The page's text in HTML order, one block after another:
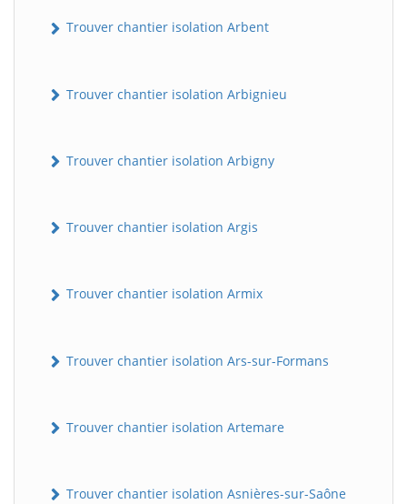
Trouver chantier isolation Arbent
Trouver chantier isolation Arbignieu
Trouver chantier isolation Arbigny
Trouver chantier isolation Argis
Trouver chantier isolation Armix
Trouver chantier isolation Ars-sur-Formans
Trouver chantier isolation Artemare
Trouver chantier isolation Asnières-sur-Saône